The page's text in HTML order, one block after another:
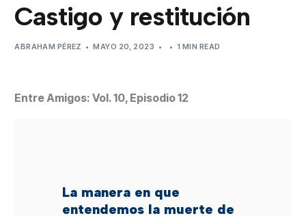
Castigo y restitución
ABRAHAM PÉREZ MAYO 20, 2023 1 MIN READ
Entre Amigos: Vol. 10, Episodio 12
La manera en que
entendemos la muerte de